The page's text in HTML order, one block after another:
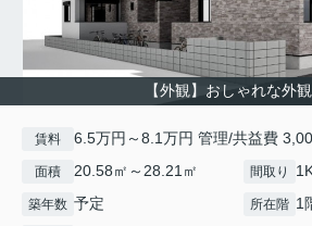
【外観】おしゃれな外
賃料 6.5万円～8.1万円 管理/共益費
面積 20.58㎡～28.21㎡ 間取り
築年数 予定 所在階 1